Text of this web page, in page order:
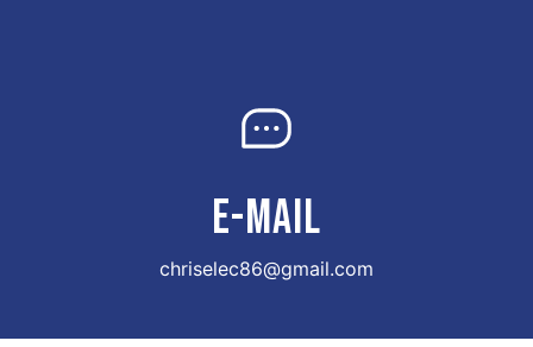
E-MAIL
chriselec86@gmail.com